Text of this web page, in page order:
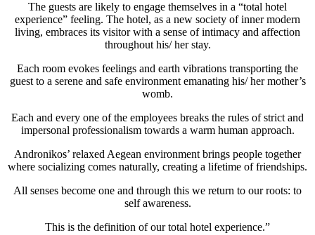
The guests are likely to engage themselves in a “total hotel
experience” feeling. The hotel, as a new society of inner modern
living, embraces its visitor with a sense of intimacy and affection
throughout his/ her stay.
Each room evokes feelings and earth vibrations transporting the
guest to a serene and safe environment emanating his/ her mother’s
womb.
Each and every one of the employees breaks the rules of strict and
impersonal professionalism towards a warm human approach.
Andronikos’ relaxed Aegean environment brings people together
where socializing comes naturally, creating a lifetime of friendships.
All senses become one and through this we return to our roots: to
self awareness.
This is the definition of our total hotel experience.”